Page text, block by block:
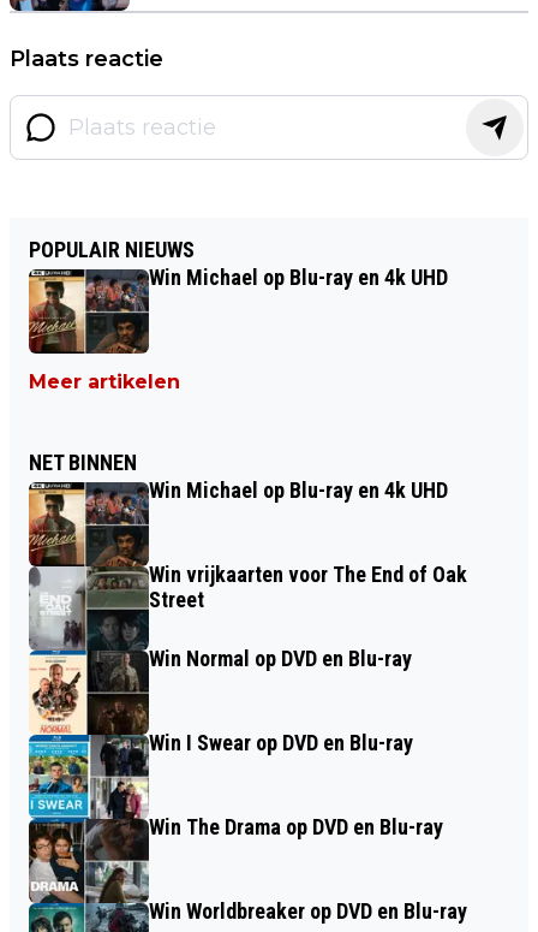
Plaats reactie
POPULAIR NIEUWS
Win Michael op Blu-ray en 4k UHD
Meer artikelen
NET BINNEN
Win Michael op Blu-ray en 4k UHD
Win vrijkaarten voor The End of Oak
Street
Win Normal op DVD en Blu-ray
Win I Swear op DVD en Blu-ray
Win The Drama op DVD en Blu-ray
Win Worldbreaker op DVD en Blu-ray